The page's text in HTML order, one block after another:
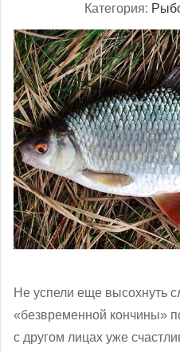
Категория:
Не успели еще высохнуть
«безвременной кончины»
с другом лицах уже